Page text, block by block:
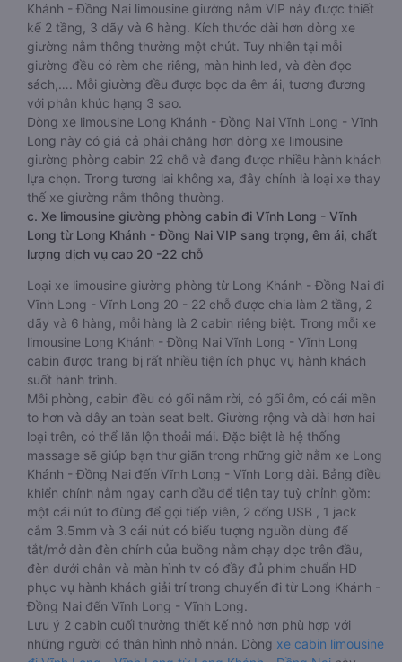
Khánh - Đồng Nai limousine giường nằm VIP này được thiết
kế 2 tầng, 3 dãy và 6 hàng. Kích thước dài hơn dòng xe
giường nằm thông thường một chút. Tuy nhiên tại mỗi
giường đều có rèm che riêng, màn hình led, và đèn đọc
sách,…. Mỗi giường đều được bọc da êm ái, tương đương
với phân khúc hạng 3 sao.
Dòng xe limousine Long Khánh - Đồng Nai Vĩnh Long - Vĩnh
Long này có giá cả phải chăng hơn dòng xe limousine
giường phòng cabin 22 chỗ và đang được nhiều hành khách
lựa chọn. Trong tương lai không xa, đây chính là loại xe thay
thế xe giường nằm thông thường.
c. Xe limousine giường phòng cabin đi Vĩnh Long - Vĩnh
Long từ Long Khánh - Đồng Nai VIP sang trọng, êm ái, chất
lượng dịch vụ cao 20 -22 chỗ
Loại xe limousine giường phòng từ Long Khánh - Đồng Nai đi
Vĩnh Long - Vĩnh Long 20 - 22 chỗ được chia làm 2 tầng, 2
dãy và 6 hàng, mỗi hàng là 2 cabin riêng biệt. Trong mỗi xe
limousine Long Khánh - Đồng Nai Vĩnh Long - Vĩnh Long
cabin được trang bị rất nhiều tiện ích phục vụ hành khách
suốt hành trình.
Mỗi phòng, cabin đều có gối nằm rời, có gối ôm, có cái mền
to hơn và dây an toàn seat belt. Giường rộng và dài hơn hai
loại trên, có thể lăn lộn thoải mái. Đặc biệt là hệ thống
massage sẽ giúp bạn thư giãn trong những giờ nằm xe Long
Khánh - Đồng Nai đến Vĩnh Long - Vĩnh Long dài. Bảng điều
khiển chính nằm ngay cạnh đầu để tiện tay tuỳ chỉnh gồm:
một cái nút to đùng để gọi tiếp viên, 2 cổng USB , 1 jack
cắm 3.5mm và 3 cái nút có biểu tượng nguồn dùng để
tắt/mở dàn đèn chính của buồng nằm chạy dọc trên đầu,
đèn dưới chân và màn hình tv có đầy đủ phim chuẩn HD
phục vụ hành khách giải trí trong chuyến đi từ Long Khánh -
Đồng Nai đến Vĩnh Long - Vĩnh Long.
Lưu ý 2 cabin cuối thường thiết kế nhỏ hơn phù hợp với
những người có thân hình nhỏ nhắn. Dòng xe cabin limousine